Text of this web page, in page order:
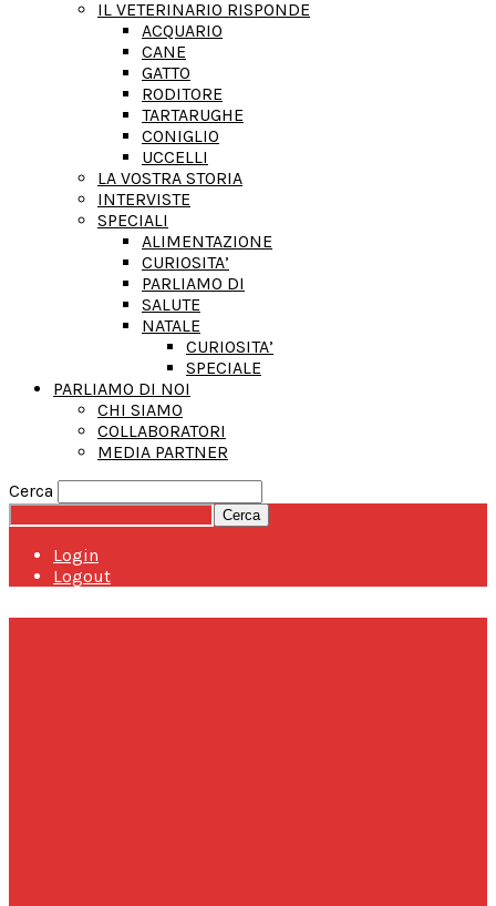
IL VETERINARIO RISPONDE
ACQUARIO
CANE
GATTO
RODITORE
TARTARUGHE
CONIGLIO
UCCELLI
LA VOSTRA STORIA
INTERVISTE
SPECIALI
ALIMENTAZIONE
CURIOSITA’
PARLIAMO DI
SALUTE
NATALE
CURIOSITA’
SPECIALE
PARLIAMO DI NOI
CHI SIAMO
COLLABORATORI
MEDIA PARTNER
Cerca
Login
Logout